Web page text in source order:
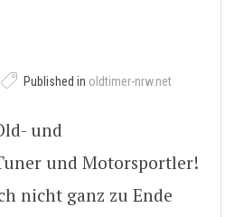
Published in oldtimer-nrw.net
und
und Motorsportler!
nicht ganz zu Ende